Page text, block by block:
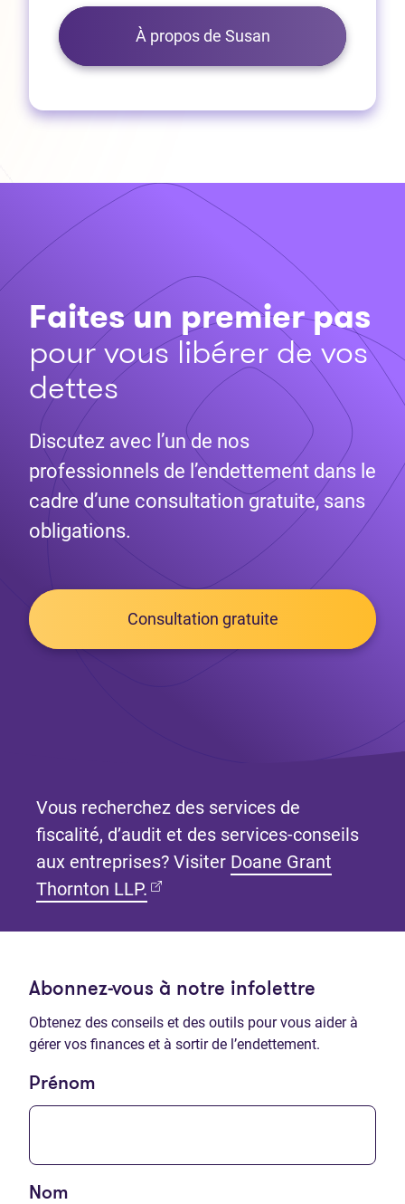
À propos de Susan
Faites un premier pas
pour vous libérer de vos
dettes
Discutez avec l’un de nos
professionnels de l’endettement dans le
cadre d’une consultation gratuite, sans
obligations.
Consultation gratuite
Vous recherchez des services de
fiscalité, d’audit et des services-conseils
aux entreprises? Visiter Doane Grant
Thornton LLP. (Ouvre dans un nouvel onglet)
Abonnez-vous à notre infolettre
Obtenez des conseils et des outils pour vous aider à
gérer vos finances et à sortir de l’endettement.
Prénom
Nom